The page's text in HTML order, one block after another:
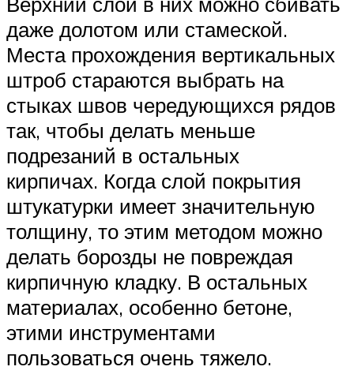
даже долотом или стамеской.
Места прохождения вертикальных
штроб стараются выбрать на
стыках швов чередующихся рядов
так, чтобы делать меньше
подрезаний в остальных
кирпичах. Когда слой покрытия
штукатурки имеет значительную
толщину, то этим методом можно
делать борозды не повреждая
кирпичную кладку. В остальных
материалах, особенно бетоне,
этими инструментами
пользоваться очень тяжело.